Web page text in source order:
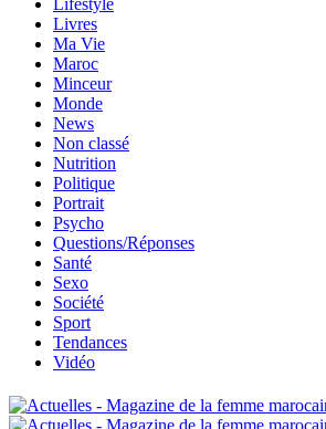
Livres
Ma Vie
Maroc
Minceur
Monde
News
Non classé
Nutrition
Politique
Portrait
Psycho
Questions/Réponses
Santé
Sexo
Société
Sport
Tendances
Vidéo